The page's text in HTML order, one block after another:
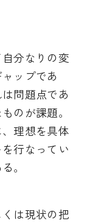
分なりの変
ップであ
問題点であ
のが課題。
理想を具体
行なってい
。
は現状の把